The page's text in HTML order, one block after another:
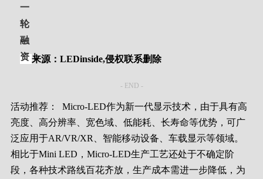
来源：LEDinside,侵权联系删除
- END -
活动推荐：
Micro-LED作为新一代显示技术，由于具有高
亮度、高分辨率、宽色域、低能耗、长寿命等优势，可广
泛应用于AR/VR/XR、智能移动设备、车载显示等领域。
相比于Mini LED，Micro-LED生产工艺还处于不确定阶
段，各种技术路线百花齐放，生产成本需进一步降低，为